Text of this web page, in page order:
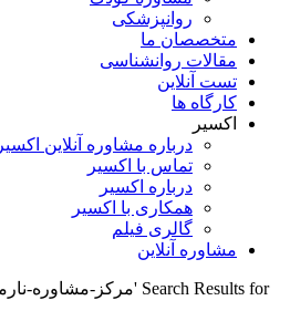
روانپزشکی
متخصصان ما
مقالات روانشناسی
تست آنلاین
کارگاه ها
اکسیر
درباره مشاوره آنلاین اکسیر
تماس با اکسیر
درباره اکسیر
همکاری با اکسیر
گالری فیلم
مشاوره آنلاین
Search Results for 'مرکز-مشاوره-نارمک'